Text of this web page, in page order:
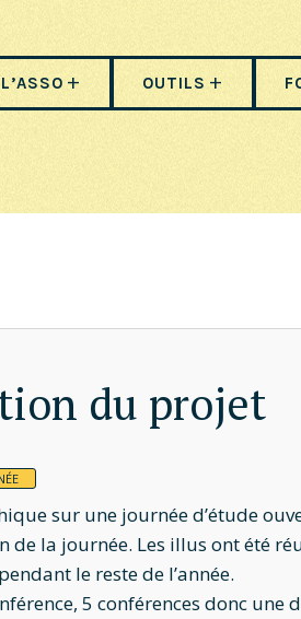
L’ASSO OUTILS
du projet
sur une journée d’étude
de la journée. Les illus ont été
le reste de l’année.
5 conférences donc une